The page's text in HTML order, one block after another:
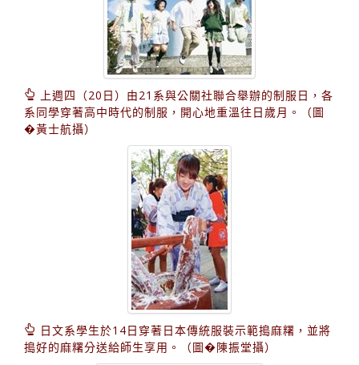
上週四（20日）由21系與公關社聯合舉辦的制服日，各
系同學穿著高中時代的制服，開心地重溫往日歲月。（圖
�黃士航攝）
日文系學生於14日穿著日本傳統服裝示範搗麻糬，並將
搗好的麻糬分送給師生享用。（圖�陳振堂攝）